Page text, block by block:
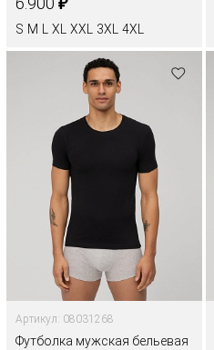
S M XL XXL 3XL 4XL
Артикул: 08031268
Футболка мужская бельевая